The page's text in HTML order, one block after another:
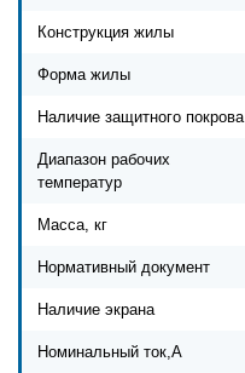
Конструкция жилы
Форма жилы
Наличие защитного покрова
Диапазон рабочих
температур
Масса, кг
Нормативный документ
Наличие экрана
Номинальный ток,А